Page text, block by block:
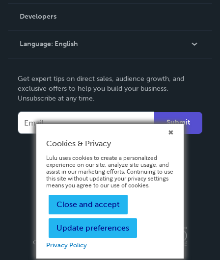
Podcast
Order Lookup
Knowledge Base
Contact Support
Developers
Language: English
Deutsch
Français
Español
Get expert tips on direct sales, audience growth, and
exclusive offers to help you build your business.
Unsubscribe at any time.
Submit
Privacy PolicyTerms & Conditions
Copyright ©
2026 Lulu Press, Inc. All rights reserved.
Cookies & Privacy
Lulu uses cookies to create a personalized
experience on our site, analyze site usage, and
assist in our marketing efforts. Continuing to use
this site without updating your privacy settings
means you agree to our use of cookies.
Close and accept
Update preferences
Privacy Policy